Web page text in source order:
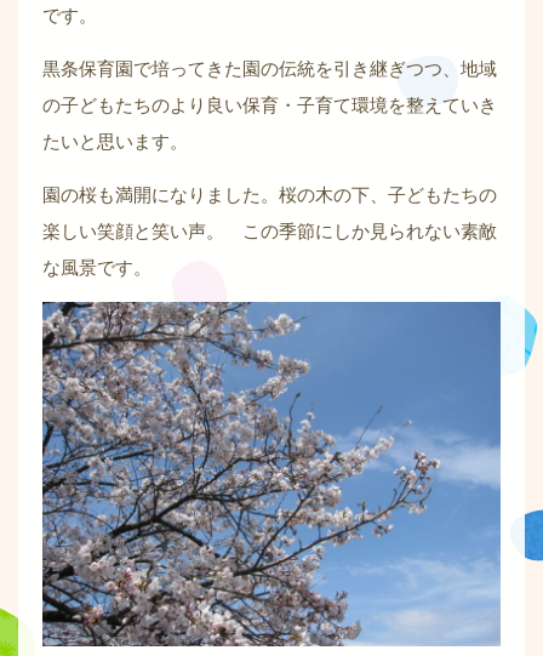
です。
黒条保育園で培ってきた園の伝統を引き継ぎつつ、地域
の子どもたちのより良い保育・子育て環境を整えていき
たいと思います。
園の桜も満開になりました。桜の木の下、子どもたちの
楽しい笑顔と笑い声。 この季節にしか見られない素敵
な風景です。